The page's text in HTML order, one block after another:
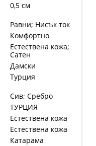
0,5 см
Равни; Нисък ток
Комфортно
Естествена кожа;
Сатен
Дамски
Турция
Сив; Сребро
ТУРЦИЯ
Естествена кожа
Естествена кожа
Катарама